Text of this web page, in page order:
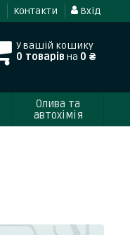
Контакти Вхід
У вашій кошику
0 товарів на 0 ₴
Олива та
автохімія